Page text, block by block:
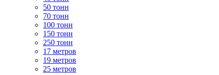
50 тонн
70 тонн
100 тонн
150 тонн
250 тонн
17 метров
19 метров
25 метров